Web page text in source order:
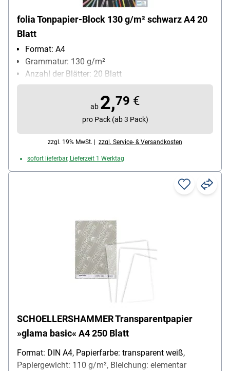
folia Tonpapier-Block 130 g/m² schwarz A4 20
Blatt
Format: A4
Grammatur: 130 g/m²
Anzahl der Blätter: 20 Blatt
ab 2,79 €
pro Pack (ab 3 Pack)
zzgl. 19% MwSt. | zzgl. Service- & Versandkosten
sofort lieferbar, Lieferzeit 1 Werktag
SCHOELLERSHAMMER Transparentpapier
»glama basic« A4 250 Blatt
Format: DIN A4, Papierfarbe: transparent weiß,
Papiergewicht: 110 g/m², Bleichung: elementar